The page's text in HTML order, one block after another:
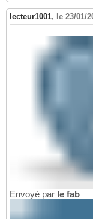
lecteur1001, le 23/01/
Envoyé par le fab